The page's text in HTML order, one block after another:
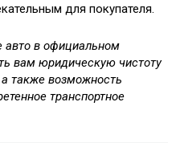
для покупателя.
авто в официальном
вам юридическую чистоту
также возможность
транспортное